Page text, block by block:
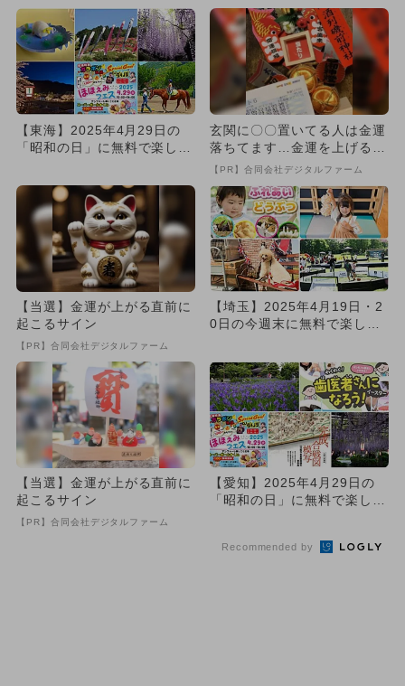
【東海】2025年4月29日の
「昭和の日」に無料で楽しめ
玄関に〇〇置いてる人は金運
落ちてます…金運を上げる方
法とは
【PR】合同会社デジタルファーム
【当選】金運が上がる直前に
起こるサイン
【PR】合同会社デジタルファーム
【埼玉】2025年4月19日・2
0日の今週末に無料で楽しめ
【当選】金運が上がる直前に
起こるサイン
【PR】合同会社デジタルファーム
【愛知】2025年4月29日の
「昭和の日」に無料で楽しめ
Recommended by